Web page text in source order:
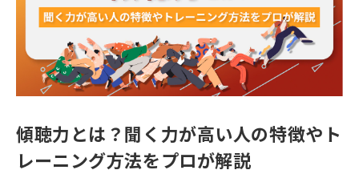
傾聴力とは？聞く力が高い人の特徴やト
レーニング方法をプロが解説